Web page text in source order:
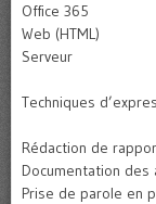
Office 365
Web (HTML)
Serveur
Techniques
Rédaction de
Documentation
Prise de parole en